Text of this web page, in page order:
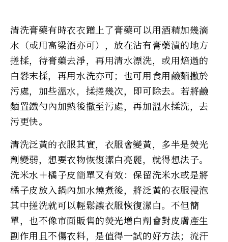
清洗膏藥有時衣衣蹭上了膏藥可以用酒精加幾滴
水（或用高梁酒亦可），放在沾有膏藥漬的地方
搓揉，待膏藥去淨，再用清水漂洗，或用焙過的
白礬末揉，再用水洗亦可；也可用食用鹼麵撒於
污處，加些溫水，揉搓幾次，即可除去。若將鹼
麵置鐵勺內加熱後撒至污處，再加溫水揉洗，去
污更快。
清洗泛黃的衣服其實，衣服會變黃，多半是熒光
劑變弱，想要衣物恢復潔白亮麗，就得想法子。
洗米水＋橘子皮簡單又有效：保留洗米水或是將
橘子皮放入鍋內加水燒煮後，將泛黃的衣服浸泡
其中搓洗就可以輕鬆讓衣服恢復潔白。不但簡
單，也不像市面販售的熒光增白劑會對皮膚產生
副作用且不傷衣料，是值得一試的好方法；流汗